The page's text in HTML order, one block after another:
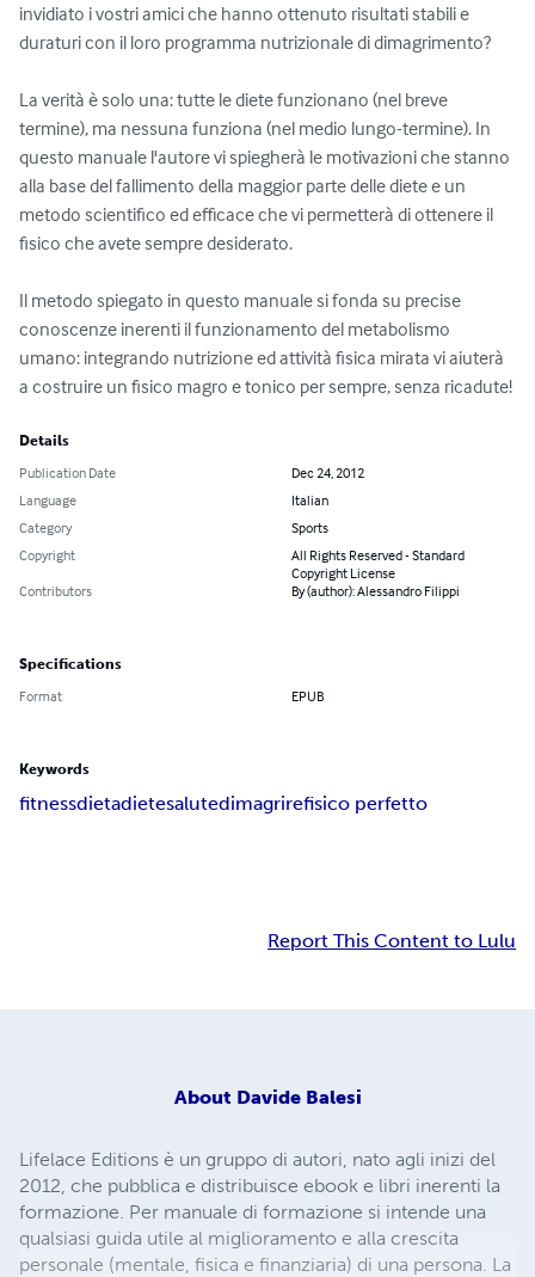
invidiato i vostri amici che hanno ottenuto risultati stabili e
duraturi con il loro programma nutrizionale di dimagrimento?
La verità è solo una: tutte le diete funzionano (nel breve
termine), ma nessuna funziona (nel medio lungo-termine). In
questo manuale l'autore vi spiegherà le motivazioni che stanno
alla base del fallimento della maggior parte delle diete e un
metodo scientifico ed efficace che vi permetterà di ottenere il
fisico che avete sempre desiderato.
Il metodo spiegato in questo manuale si fonda su precise
conoscenze inerenti il funzionamento del metabolismo
umano: integrando nutrizione ed attività fisica mirata vi aiuterà
a costruire un fisico magro e tonico per sempre, senza ricadute!
Details
Publication Date
Dec 24, 2012
Language
Italian
Category
Sports
Copyright
All Rights Reserved - Standard
Copyright License
Contributors
By (author): Alessandro Filippi
Specifications
Format EPUB
Keywords
fitnessdietadietesalutedimagrirefisico perfetto
Report This Content to Lulu
About Davide Balesi
Lifelace Editions è un gruppo di autori, nato agli inizi del
2012, che pubblica e distribuisce ebook e libri inerenti la
formazione. Per manuale di formazione si intende una
qualsiasi guida utile al miglioramento e alla crescita
personale (mentale, fisica e finanziaria) di una persona. La